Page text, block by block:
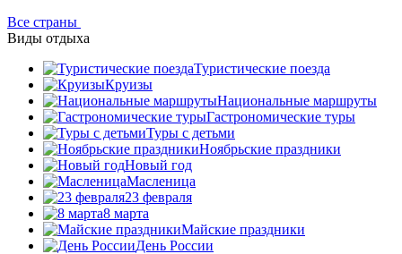
Все страны
Виды отдыха
Туристические поезда
Круизы
Национальные маршруты
Гастрономические туры
Туры с детьми
Ноябрьские праздники
Новый год
Масленица
23 февраля
8 марта
Майские праздники
День России